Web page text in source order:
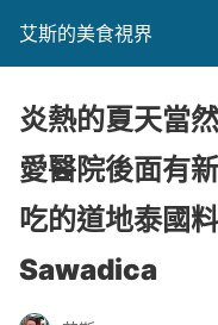
艾斯的美食視界
炎熱的夏天當
愛醫院後面有
吃的道地泰國
Sawadica